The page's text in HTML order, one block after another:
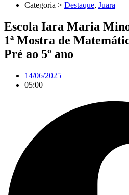
Categoria > Destaque, Juara
Escola Iara Maria
1ª Mostra de
Pré ao 5º ano
14/06/2025
05:00